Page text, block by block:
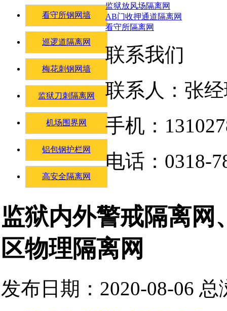
看守所钢网墙
巡逻道隔离网
梅花刺钢网墙
监狱刀刺隔离网
机场围界网
铝包钢护栏网
高安全隔离网
监狱内外警戒隔离网
区物理隔离网
发布日期：2020-08-06 总
监狱放风场隔离网
AB门收押通道隔离网
看守所隔离网
联系我们
联系人：张
手机：
电话：0318-